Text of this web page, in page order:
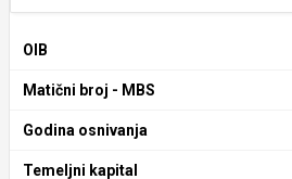
OIB
Matični broj - MBS
Godina osnivanja
Temeljni kapital